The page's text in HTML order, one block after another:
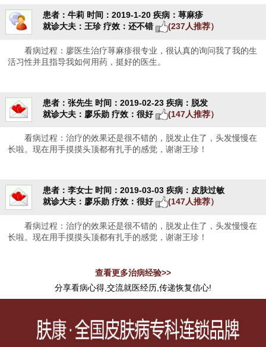
患者：牛莉 时间：2019-1-20 疾病：荨麻疹
就诊大夫：王珍 疗效：还不错 (237人推荐）
看病过程：廖医生治疗荨麻疹很专业，很认真的询问我了我的生
活习性并且指导我如何用药，挺好的医生。
患者：张先生 时间：2019-02-23 疾病：脱发
就诊大夫：廖乐勋 疗效：很好 (147人推荐）
看病过程：治疗的效果还是很不错的，脱发止住了，头发慢慢在
长啦。现在用手摸摸头顶都有扎手的感觉，谢谢王珍！
患者：李女士 时间：2019-03-03 疾病：皮肤过敏
就诊大夫：廖乐勋 疗效：很好 (147人推荐）
看病过程：治疗的效果还是很不错的，脱发止住了，头发慢慢在
长啦。现在用手摸摸头顶都有扎手的感觉，谢谢王珍！
查看更多治病经验>>
分享看病心得,交流就医经历,传递恢复信心!